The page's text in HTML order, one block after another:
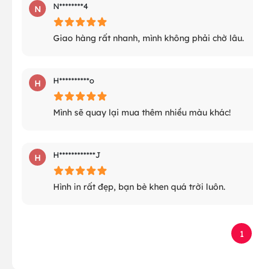
N N********4
Giao hàng rất nhanh, mình không phải chờ lâu.
H H**********o
Mình sẽ quay lại mua thêm nhiều màu khác!
H H************J
Hình in rất đẹp, bạn bè khen quá trời luôn.
1